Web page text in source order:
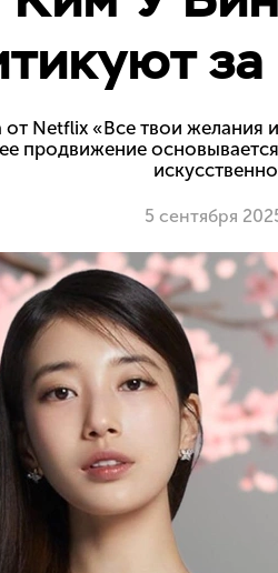
Netflix «Все твои желания
продвижение
5 сентября